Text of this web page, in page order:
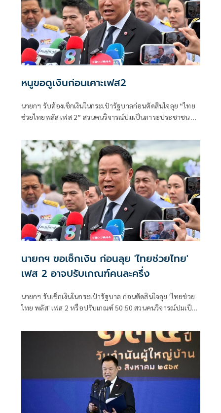
หนูขอดูเงินก่อนเคาะเฟส2
นายกฯ รับต้องเช็กเงินในกระเป๋ารัฐบาลก่อนตัดสินใจลุย “ไทย
ช่วยไทยพลัส เฟส 2” สวนคนวิจารณ์ปมเป็นภาระประชาชน ชี้
ไทยพลัสหรือไม่
นายกฯ ขอเช็กเงิน ก่อนลุย 'ไทยช่วยไทย'
เฟส 2 อาจปรับเกณฑ์คนละครึ่ง
นายกฯ รับเช็กเงินในกระเป๋ารัฐบาล ก่อนตัดสินใจลุย 'ไทยช่วย
ไทย พลัส' เฟส 2 หรือปรับเกณฑ์ 50:50 สวนคนวิจารณ์ปมเป็น
แข็งแรง